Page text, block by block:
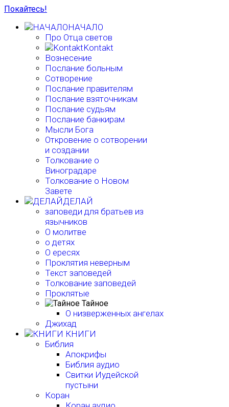
Покайтесь!
НАЧАЛО
Про Отца светов
Kontakt
Вознесение
Послание больным
Сотворение
Послание правителям
Послание взяточникам
Послание судьям
Послание банкирам
Мысли Бога
Откровение о сотворении
и создании
Толкование о
Виноградаре
Толкование о Новом
Завете
ДЕЛАЙ
заповеди для братьев из
язычников
О молитве
о детях
О ересях
Проклятия неверным
Текст заповедей
Толкование заповедей
Проклятые
Тайное
О низверженных ангелах
Джихад
КНИГИ
Библия
Апокрифы
Библия аудио
Свитки Иудейской
пустыни
Коран